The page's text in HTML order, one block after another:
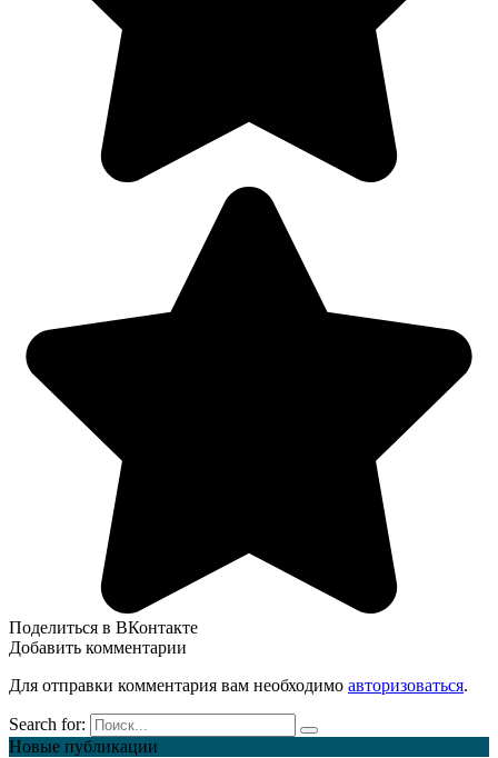
Поделиться в ВКонтакте
Добавить комментарии
Для отправки комментария вам необходимо авторизоваться.
Search for:
Новые публикации